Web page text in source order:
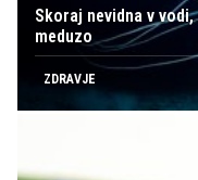
Skoraj nevidna v
meduzo
ZDRAVJE